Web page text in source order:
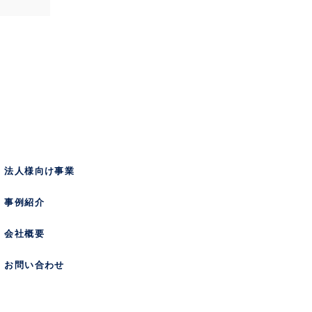
法人様向け事業
事例紹介
会社概要
お問い合わせ